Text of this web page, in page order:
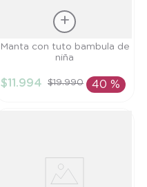
Talla
AÑADIR AL
Manta con tuto bambula de
niña
$11 .994 $19.990 40 %